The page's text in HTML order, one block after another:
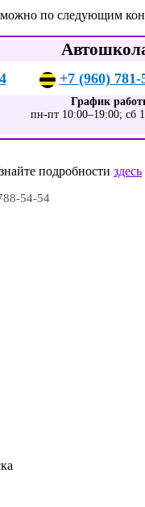
можно по следующим
+7 (960) 781-
График
пн-пт 10:00–19:00; сб
подробности здесь
54-54